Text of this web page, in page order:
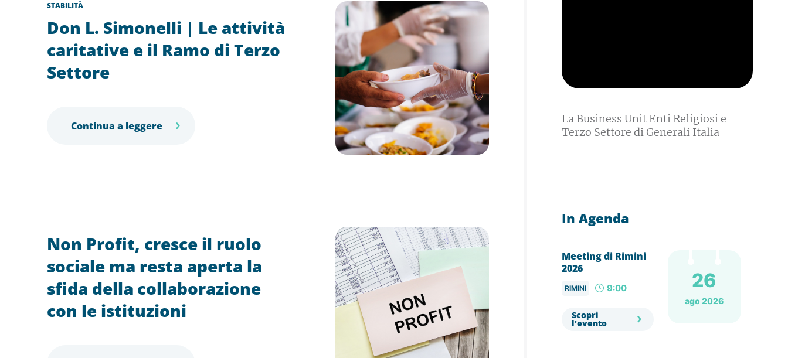
STABILITÀ
Don L. Simonelli | Le attività
caritative e il Ramo di Terzo
Settore
Continua a leggere
Non Profit, cresce il ruolo
sociale ma resta aperta la
sfida della collaborazione
con le istituzioni
La Business Unit Enti Religiosi e
Terzo Settore di Generali Italia
In Agenda
Meeting di Rimini
2026
RIMINI 9:00
Scopri
l'evento
26
ago 2026